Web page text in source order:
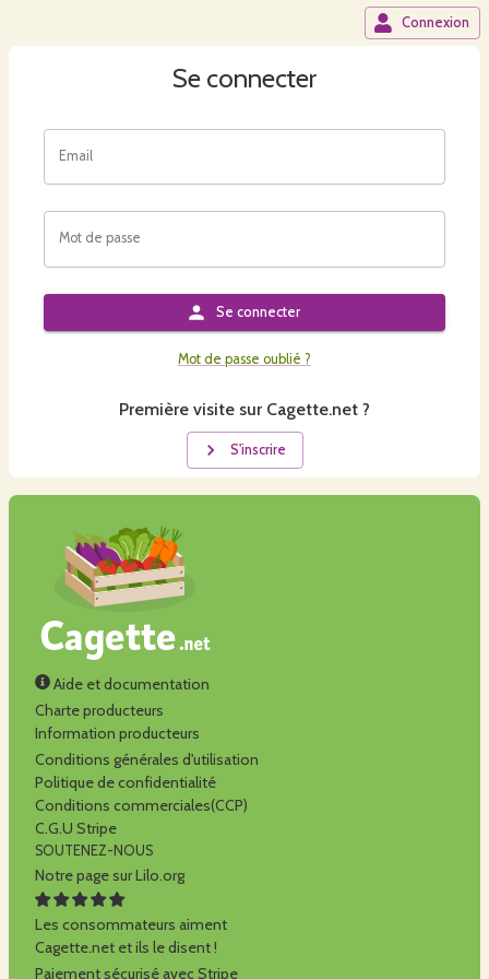
Connexion
Se connecter
Email
Mot de passe
Se connecter
Mot de passe oublié ?
Première visite sur Cagette.net ?
S'inscrire
Aide et documentation
Charte producteurs
Information producteurs
Conditions générales d'utilisation
Politique de confidentialité
Conditions commerciales(CCP)
C.G.U Stripe
SOUTENEZ-NOUS
Notre page sur Lilo.org
Les consommateurs aiment
Cagette.net et ils le disent !
Paiement sécurisé avec Stripe